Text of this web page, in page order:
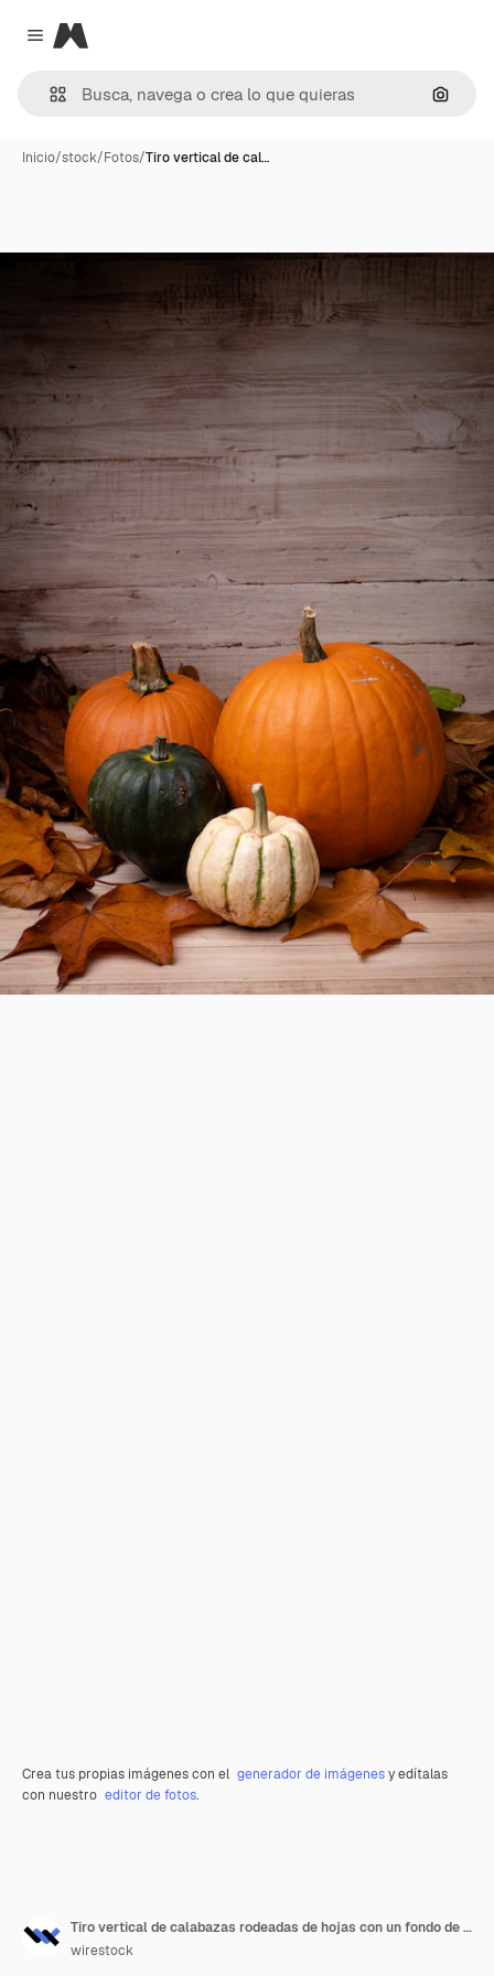
Close menu
Magnific
Inicio/stock/Fotos/Tiro vertical de cal…
Crea tus propias imágenes con el generador de imágenesy edítalas
con nuestro editor de fotos.
Tiro vertical de calabazas rodeadas de hojas con un fondo de madera para Halloween
wirestock